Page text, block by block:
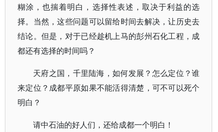
糊涂，也揣着明白，选择性表述，取决于利益的选
择。当然，这些问题可以留给时间去解决，让历史去
结论。但是，对于已经趁机上马的彭州石化工程，成
都还有选择的时间吗？
天府之国，千里陆海，如何发展？怎么定位？谁
来定位？成都平原如果不能活得清楚，可不可以死个
明白？
请中石油的好人们，还给成都一个明白！